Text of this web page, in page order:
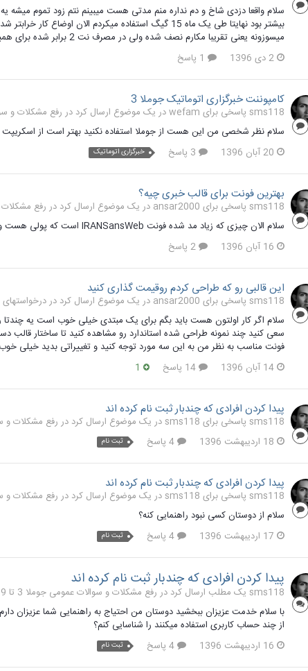
سلام واقعا دزدی شاخ و دم نداره منم مدتی هست میبینم نتم زود تموم میشه
بیشتر بود نهایتا طی یک ماه 15 گیگ استفاده میکردم
میسوزونه یعنی تقریبا مکارم نصف شده ولی در مصرف نت 2 برابر شده برای همین اومدم تست کردم فقط یک صفحه را باز کردم و اونم صفحه...
2 دی 1396
کامپوننت خبرگزاری اتوماتیک جوملا 3
sms118 پاسخی برای wefam در یک موضوع ارسال کرد در
رفع مشکلات و
سلام نظر شخصی من این هست از جوملا استفاده نکنید بهتر است از
20 آبان 1396
خبرگزاری اتوماتیک
بهترین فونت برای قالب خبری چیه؟
sms118 پاسخی برای ansar2000 در یک موضوع ارسال کرد در
رفع مشکلات و
سلام الان چیزی که زیاد مد شده فونت IRANSansWeb است که پولی هست و 40 تومان قیمتش هست اگر خواستی خصوصی پیام بده تا برات بفرستم
16 آبان 1396
این قالبی رو که طراحی کردم روقیمت گذاری کنید
sms118 پاسخی برای ansar2000 در یک موضوع ارسال کرد در
درخواستهای
سلام اگر کار اولتون هست باید بگم برای یک مبتدی خیلی خوب است یه چندتا
سعی کنید چند نمونه طراحی شده استاندارد رو مشاهده کنید تا ساختار
فونت مناسب به نظر من به این سه مورد توجه کنید و تغییراتی بدید خیلی
14 آبان 1396
پیدا کردن افرادی که چندبار ثبت نام کرده اند
sms118 پاسخی برای sms118 در یک موضوع ارسال کرد در
رفع مشکلات و
18 اردیبهشت 1396
ثبت نام
پیدا کردن افرادی که چندبار ثبت نام کرده اند
sms118 پاسخی برای sms118 در یک موضوع ارسال کرد در
رفع مشکلات و
سلام از دوستان کسی نبود راهنمایی کنه؟
17 اردیبهشت 1396
ثبت نام
پیدا کردن افرادی که چندبار ثبت نام کرده اند
sms118 یک مطلب ارسال کرد در
رفع مشکلات و سوالات عمومی جوملا 3 تا 3.9
با سلام خدمت عزیزان ببخشید دوستان من احتیاج به راهنمایی شما عزیزان
از چند حساب کاربری استفاده میکنند را شناسایی کنم؟
16 اردیبهشت 1396
ثبت نام